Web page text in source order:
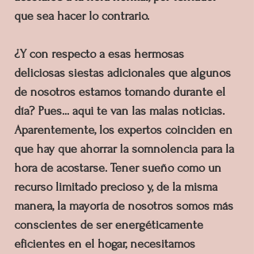
que sea hacer lo contrario.
¿Y con respecto a esas hermosas
deliciosas siestas adicionales que algunos
de nosotros estamos tomando durante el
día? Pues... aqui te van las malas noticias.
Aparentemente, los expertos coinciden en
que hay que ahorrar la somnolencia para la
hora de acostarse. Tener sueño como un
recurso limitado precioso y, de la misma
manera, la mayoría de nosotros somos más
conscientes de ser energéticamente
eficientes en el hogar, necesitamos